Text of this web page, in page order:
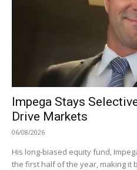
Impega Stays
Drive Markets
06/08/2026
His long-biased equity fund,
the first half of the year, making it